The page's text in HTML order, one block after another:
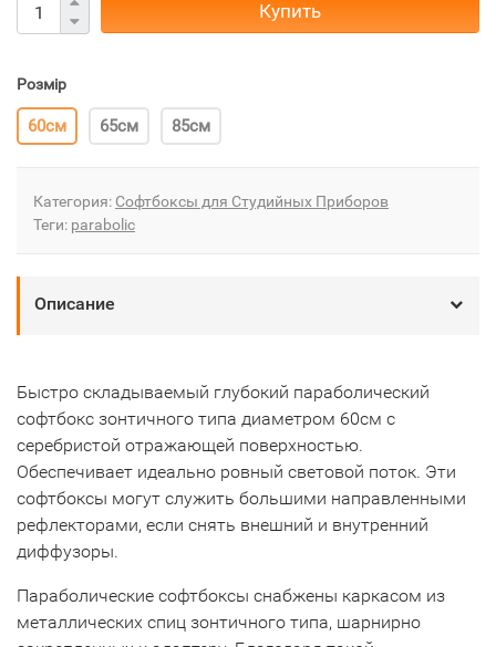
Купить
Розмір
60см 65см 85см
Категория: Софтбоксы для Студийных Приборов
Теги: parabolic
Описание
Быстро складываемый глубокий параболический
софтбокс зонтичного типа диаметром 60см с
серебристой отражающей поверхностью.
Обеспечивает идеально ровный световой поток. Эти
софтбоксы могут служить большими направленными
рефлекторами, если снять внешний и внутренний
диффузоры.
Параболические софтбоксы снабжены каркасом из
металлических спиц зонтичного типа, шарнирно